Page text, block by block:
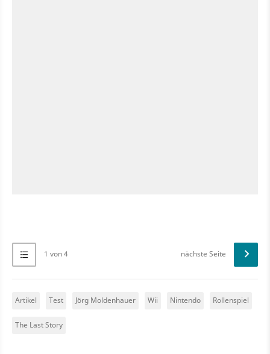
1 von 4 nächste Seite
Artikel Test Jörg Moldenhauer Wii Nintendo Rollenspiel
The Last Story